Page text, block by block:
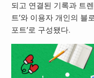
되고 연결된 기록과 트
트’와 이용자 개인의 블
포트’로 구성됐다.